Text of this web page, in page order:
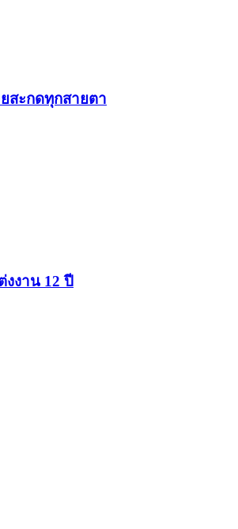
สะกดทุกสายตา
งาน 12 ปี